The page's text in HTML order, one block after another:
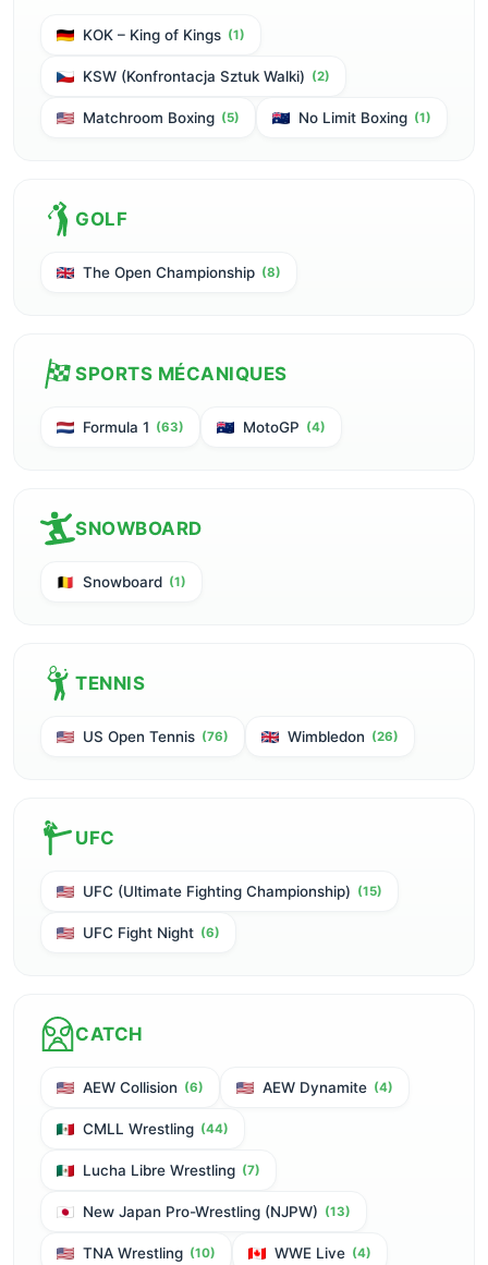
KOK – King of Kings (1)
KSW (Konfrontacja Sztuk Walki) (2)
Matchroom Boxing (5) No Limit Boxing (1)
GOLF
The Open Championship (8)
SPORTS MÉCANIQUES
Formula 1 (63) MotoGP (4)
SNOWBOARD
Snowboard (1)
TENNIS
US Open Tennis (76) Wimbledon (26)
UFC
UFC (Ultimate Fighting Championship) (15)
UFC Fight Night (6)
CATCH
AEW Collision (6) AEW Dynamite (4)
CMLL Wrestling (44)
Lucha Libre Wrestling (7)
New Japan Pro-Wrestling (NJPW) (13)
TNA Wrestling (10) WWE Live (4)